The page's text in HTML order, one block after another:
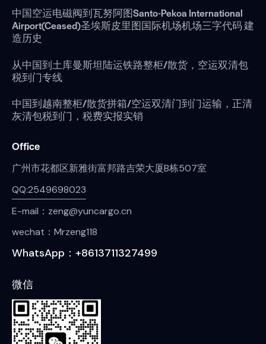
中国空运电磁阀到瓦努阿图Santo-Pekoa International
Airport(Ceased)圣埃斯皮里图国际机场机场三字代码 建
造历史
从中国到土库曼斯坦陆运铁路整柜/散货，空运双清包
税到门专线
中国到越南整柜/散货拼箱/空运双清门到门运输，正清
灰清包税到门，税费实报实销
Office
广州市花都区新雅街富邦路吉荣大厦B栋507室
QQ:2549698023
E-mail：zeng@yuncargo.cn
wechat：Mrzeng118
WhatsApp：+8613711327499
微信